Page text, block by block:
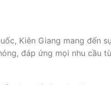
Kiên Giang mang
đáp ứng mọi nhu